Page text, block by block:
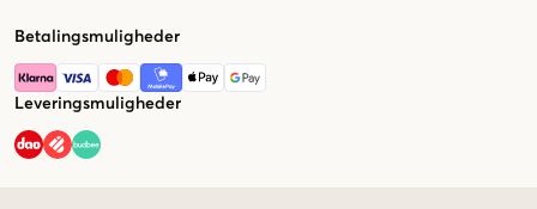
Betalingsmuligheder
Leveringsmuligheder